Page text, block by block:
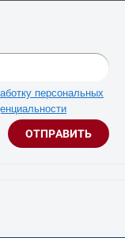
персональных
ОТПРАВИТЬ